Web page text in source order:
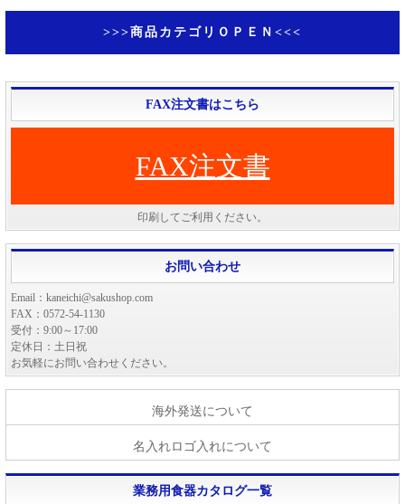
>>>商品カテゴリＯＰＥＮ<<<
FAX注文書はこちら
FAX注文書
印刷してご利用ください。
お問い合わせ
Email：kaneichi@sakushop.com
FAX：0572-54-1130
受付：9:00～17:00
定休日：土日祝
お気軽にお問い合わせください。
海外発送について
名入れロゴ入れについて
業務用食器カタログ一覧